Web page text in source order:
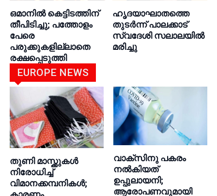
ഒമാനില്‍ കെട്ടിടത്തിന്
തീപിടിച്ചു; പത്തോളം
പേരെ
പരുക്കുകളില്ലാതെ
രക്ഷപ്പെടുത്തി
ഹൃദയാഘാതത്തെ
തുടർന്ന് പാലക്കാട്
സ്വദേശി സലാലയിൽ
മരിച്ചു
EUROPE NEWS
തുണി മാസ്ക്കുകൾ
നിരോധിച്ച്
വിമാനക്കമ്പനികൾ;
വാക്സിനു പകരം
നല്‍കിയത്
ഉപ്പുലായനി;
ആരോപണവുമായി